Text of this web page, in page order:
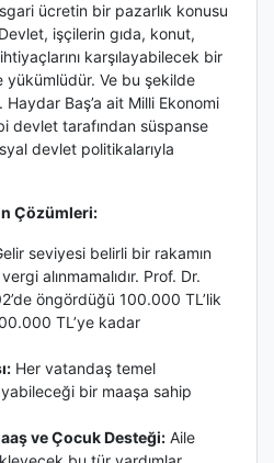
ücretin bir pazarlık konusu
işçilerin gıda, konut,
karşılayabilecek bir
Ve bu şekilde
Baş’a ait Milli Ekonomi
devlet tarafından süspanse
devlet politikalarıyla
Çözümleri:
seviyesi belirli bir rakamın
alınmamalıdır. Prof. Dr.
öngördüğü 100.000 TL’lik
TL’ye kadar
Her vatandaş temel
bir maaşa sahip
ve Çocuk Desteği: Aile